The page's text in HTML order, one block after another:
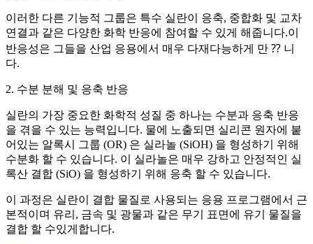
이러한 다른 기능적 그룹은 특수 실란이 응축, 중합화 및 교차
연결과 같은 다양한 화학 반응에 참여할 수 있게 해줍니다.이
반응성은 그들을 산업 응용에서 매우 다재다능하게 만 ⁇ 니
다.
2. 수분 분해 및 응축 반응
실란의 가장 중요한 화학적 성질 중 하나는 수분과 응축 반응
을 겪을 수 있는 능력입니다. 물에 노출되면 실리콘 원자에 붙
어있는 알록시 그룹 (OR) 은 실라놀 (SiOH) 을 형성하기 위해
수분화 할 수 있습니다. 이 실라놀은 매우 강하고 안정적인 실
록산 결합 (SiO) 을 형성하기 위해 응축 할 수 있습니다.
이 과정은 실란이 결합 물질로 사용되는 응용 프로그램에서 근
본적이며 유리, 금속 및 광물과 같은 무기 표면에 유기 물질을
결합 할 수있게합니다.